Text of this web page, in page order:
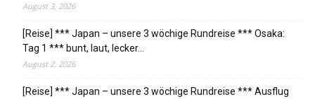
August 3, 2026
[Reise] *** Japan – unsere 3 wöchige Rundreise *** Osaka:
Tag 1 *** bunt, laut, lecker…
August 2, 2026
[Reise] *** Japan – unsere 3 wöchige Rundreise *** Ausflug